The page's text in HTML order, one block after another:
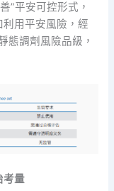
”平安可控形式，
用平安風險，經
態調劑風險品級，
考量